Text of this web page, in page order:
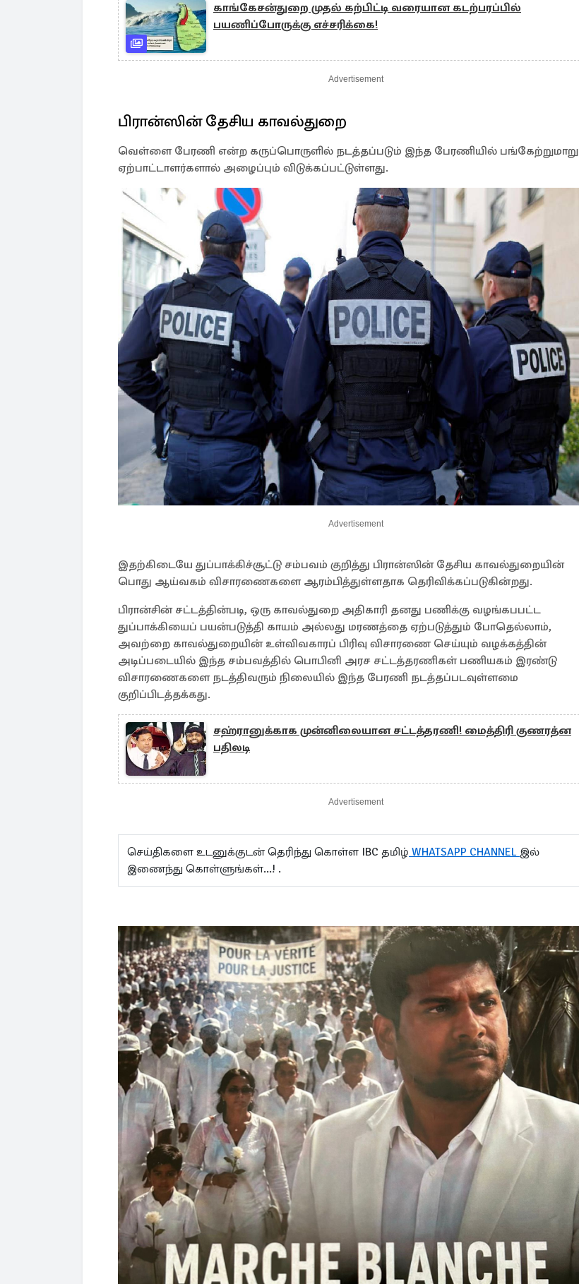
காங்கேசன்துறை முதல் கற்பிட்டி வரையான கடற்பரப்பில்
பயணிப்போருக்கு எச்சரிக்கை!
Advertisement
பிரான்ஸின் தேசிய காவல்துறை
வெள்ளை பேரணி என்ற கருப்பொருளில் நடத்தப்படும் இந்த பேரணியில் பங்கேற்றுமாறு
ஏற்பாட்டாளர்களால் அழைப்பும் விடுக்கப்பட்டுள்ளது.
Advertisement
இதற்கிடையே துப்பாக்கிச்சூட்டு சம்பவம் குறித்து பிரான்ஸின் தேசிய காவல்துறையின்
பொது ஆய்வகம் விசாரணைகளை ஆரம்பித்துள்ளதாக தெரிவிக்கப்படுகின்றது.
பிரான்சின் சட்டத்தின்படி, ஒரு காவல்துறை அதிகாரி தனது பணிக்கு வழங்கபபட்ட
துப்பாக்கியைப் பயன்படுத்தி காயம் அல்லது மரணத்தை ஏற்படுத்தும் போதெல்லாம்,
அவற்றை காவல்துறையின் உள்விவகாரப் பிரிவு விசாரணை செய்யும் வழக்கத்தின்
அடிப்படையில் இந்த சம்பவத்தில் பொபினி அரச சட்டத்தரணிகள் பணியகம் இரண்டு
விசாரணைகளை நடத்திவரும் நிலையில் இந்த பேரணி நடத்தப்படவுள்ளமை
குறிப்பிடத்தக்கது.
சஹ்ரானுக்காக முன்னிலையான சட்டத்தரணி! மைத்திரி குணரத்ன
பதிலடி
Advertisement
செய்திகளை உடனுக்குடன் தெரிந்து கொள்ள IBC தமிழ் WHATSAPP CHANNEL இல்
இணைந்து கொள்ளுங்கள்...! .